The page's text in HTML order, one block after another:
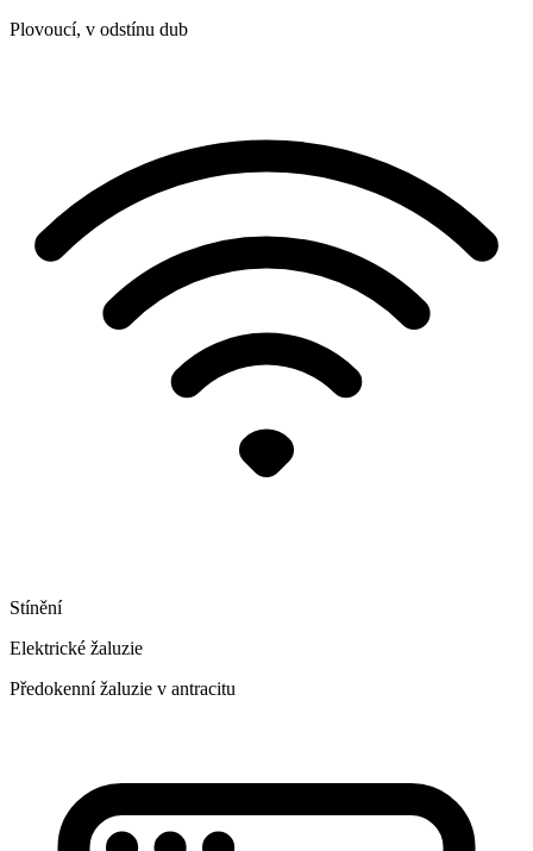
Plovoucí, v odstínu dub
Stínění
Elektrické žaluzie
Předokenní žaluzie v antracitu